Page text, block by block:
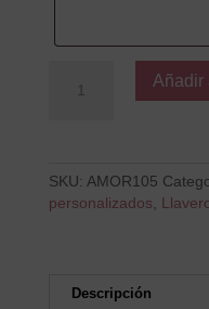
todos
he
estado
Añadir
SKU: AMOR105
personalizados,
Descripción